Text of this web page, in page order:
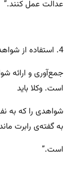
عدالت عمل کنند.”
4. استفاده از شواهد قوی:
جمع‌آوری و ارائه
است. وکلا باید
شواهدی را که به
به گفته‌ی رابرت
است.”